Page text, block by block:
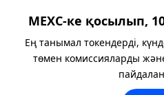
MEXC-ке қосылып,
Ең танымал токендерді,
төмен комиссияларды